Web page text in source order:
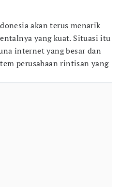
akan terus menarik
yang kuat. Situasi itu
internet yang besar dan
perusahaan rintisan yang